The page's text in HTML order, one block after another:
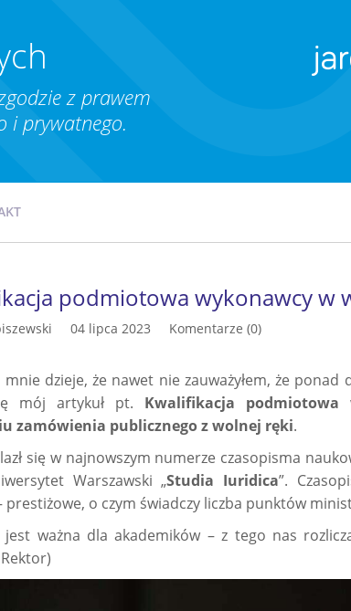
z prawem
i prywatnego.
podmiotowa wykonawcy w
04 lipca 2023 Komentarze (0)
mnie dzieje, że nawet nie zauważyłem, że ponad
mój artykuł pt. Kwalifikacja podmiotowa
zamówienia publicznego z wolnej ręki.
się w najnowszym numerze czasopisma
Warszawski „Studia Iuridica”.
prestiżowe, o czym świadczy liczba punktów
jest ważna dla akademików – z tego nas